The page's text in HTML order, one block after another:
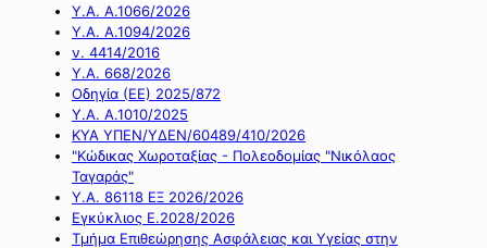
Υ.Α. Α.1066/2026
Υ.Α. Α.1094/2026
ν. 4414/2016
Y.A. 668/2026
Οδηγία (ΕΕ) 2025/872
Υ.Α. Α.1010/2025
ΚΥΑ ΥΠΕΝ/ΥΔΕΝ/60489/410/2026
"Κώδικας Χωροταξίας - Πολεοδομίας "Νικόλαος
Ταγαράς"
Υ.Α. 86118 ΕΞ 2026/2026
Εγκύκλιος Ε.2028/2026
Τμήμα Επιθεώρησης Ασφάλειας και Υγείας στην